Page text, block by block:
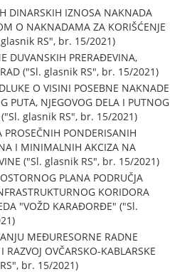
DINARSKIH IZNOSA NAKNADA
O NAKNADAMA ZA KORIŠĆENJE
glasnik RS", br. 15/2021)
DUVANSKIH PRERAĐEVINA,
("Sl. glasnik RS", br. 15/2021)
O VISINI POSEBNE NAKNADE
PUTA, NJEGOVOG DELA I PUTNOG
("Sl. glasnik RS", br. 15/2021)
PONDERISANIH
I MINIMALNIH AKCIZA NA
("Sl. glasnik RS", br. 15/2021)
PLANA PODRUČJA
KORIDORA
"VOŽD KARAĐORĐE" ("Sl.
MEĐURESORNE RADNE
RAZVOJ OVČARSKO-KABLARSKE
br. 15/2021)